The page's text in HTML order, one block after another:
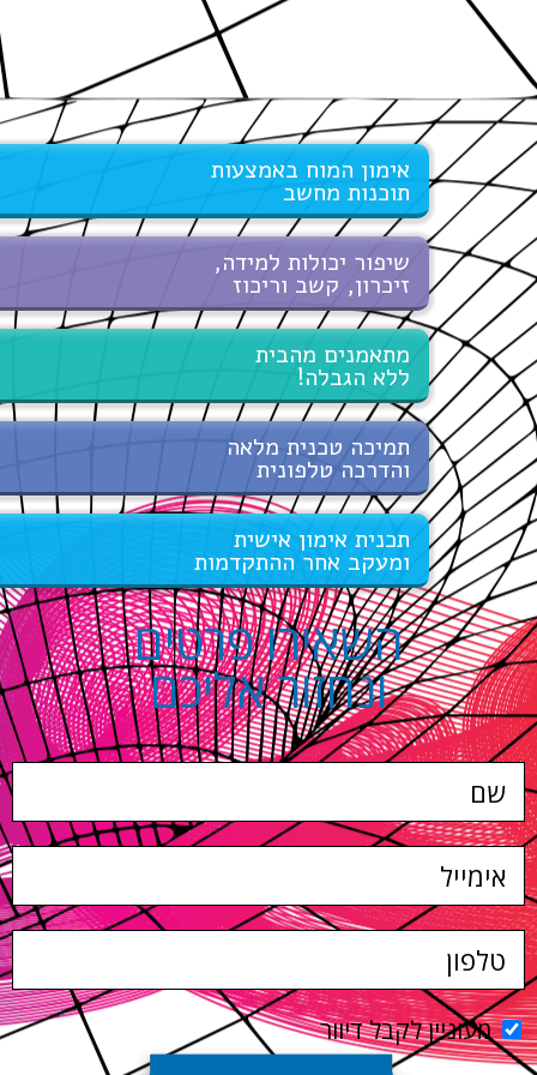
בְּאֲתָר
זֶה
מֻפְעֶלֶת
מַעֲרֶכֶת
נָגִישׁ
בִּקְלִיק
הַמְּסַיַּעַת
לִנְגִישׁוּת
הָאֲתָר.
השאירו פרטים
ונחזור אליכם
מעוניין לקבל דיוור
אימון המוח באמצעות
תוכנות מחשב
שיפור יכולות למידה,
זיכרון, קשב וריכוז
מתאמנים מהבית
ללא הגבלה!
תמיכה טכנית מלאה
והדרכה טלפונית
תכנית אימון אישית
ומעקב אחר ההתקדמות